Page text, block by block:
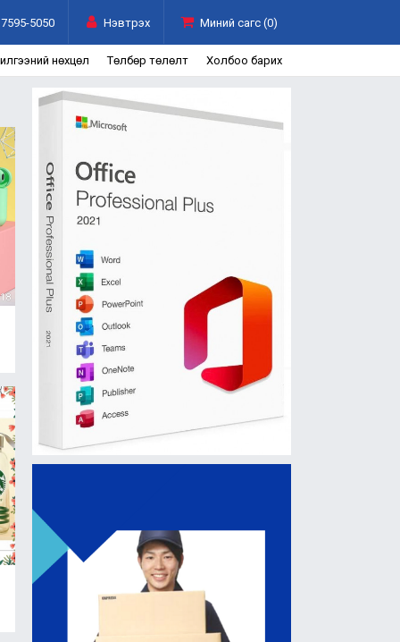
7595-5050 Нэвтрэх Миний сагс (0)
нөхцөл Төлбөр төлөлт Холбоо барих